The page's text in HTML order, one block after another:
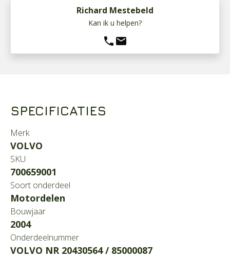
Richard Mestebeld
Kan ik u helpen?
phone mail
SPECIFICATIES
Merk
VOLVO
SKU
700659001
Soort onderdeel
Motordelen
Bouwjaar
2004
Onderdeelnummer
VOLVO NR 20430564 / 85000087